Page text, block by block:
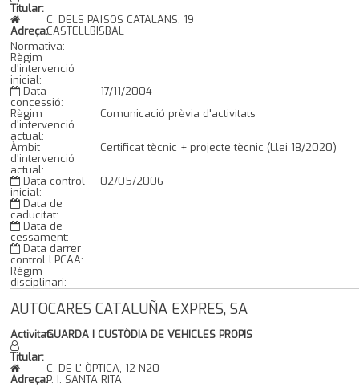
Titular:
Adreça:
C. DELS PAÏSOS CATALANS, 19
CASTELLBISBAL
Normativa:
Règim
d'intervenció
inicial:
Data
concessió:
17/11/2004
Règim
d'intervenció
actual:
Comunicació prèvia d'activitats
Àmbit
d'intervenció
actual:
Certificat tècnic + projecte tècnic (Llei 18/2020)
Data control
inicial:
02/05/2006
Data de
caducitat:
Data de
cessament:
Data darrer
control LPCAA:
Règim
disciplinari:
AUTOCARES CATALUÑA EXPRES, SA
Activitat:GUARDA I CUSTÒDIA DE VEHICLES PROPIS
Titular:
Adreça:
C. DE L' ÒPTICA, 12-N20
P. I. SANTA RITA